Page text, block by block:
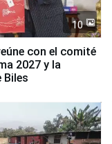
10
con el comité
2027 y la
Biles